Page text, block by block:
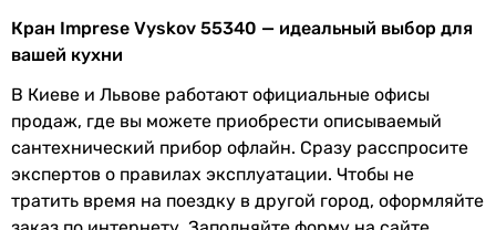
врезной
врезной
врезной
врезной
Управление
однорычажный
однорычажный
Сообщить об ошибке
Характеристики, комплектация и фотографии Imprese
Vyskov 55340 носят ознакомительный характер и могут
изменяться производителем без уведомления. Магазин не
несет ответственности за изменения, внесенные
производителем.
Кран Imprese Vyskov 55340 — идеальный выбор для
вашей кухни
В Киеве и Львове работают официальные офисы
продаж, где вы можете приобрести описываемый
сантехнический прибор офлайн. Сразу расспросите
экспертов о правилах эксплуатации. Чтобы не
тратить время на поездку в другой город, оформляйте